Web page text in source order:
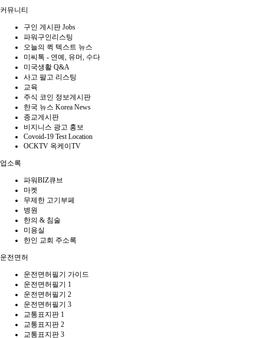
커뮤니티
구인 게시판 Jobs
파워구인리스팅
오늘의 퀵 텍스트 뉴스
미씨톡 - 연예, 유머, 수다
미국생활 Q&A
사고 팔고 리스팅
교육
주식 코인 정보게시판
한국 뉴스 Korea News
종교게시판
비지니스 광고 홍보
Covoid-19 Test Location
OCKTV 옥케이TV
업소록
파워BIZ큐브
마켓
무제한 고기부페
병원
한의 & 침술
미용실
한인 교회 주소록
운전면허
운전면허필기 가이드
운전면허필기 1
운전면허필기 2
운전면허필기 3
교통표지판 1
교통표지판 2
교통표지판 3